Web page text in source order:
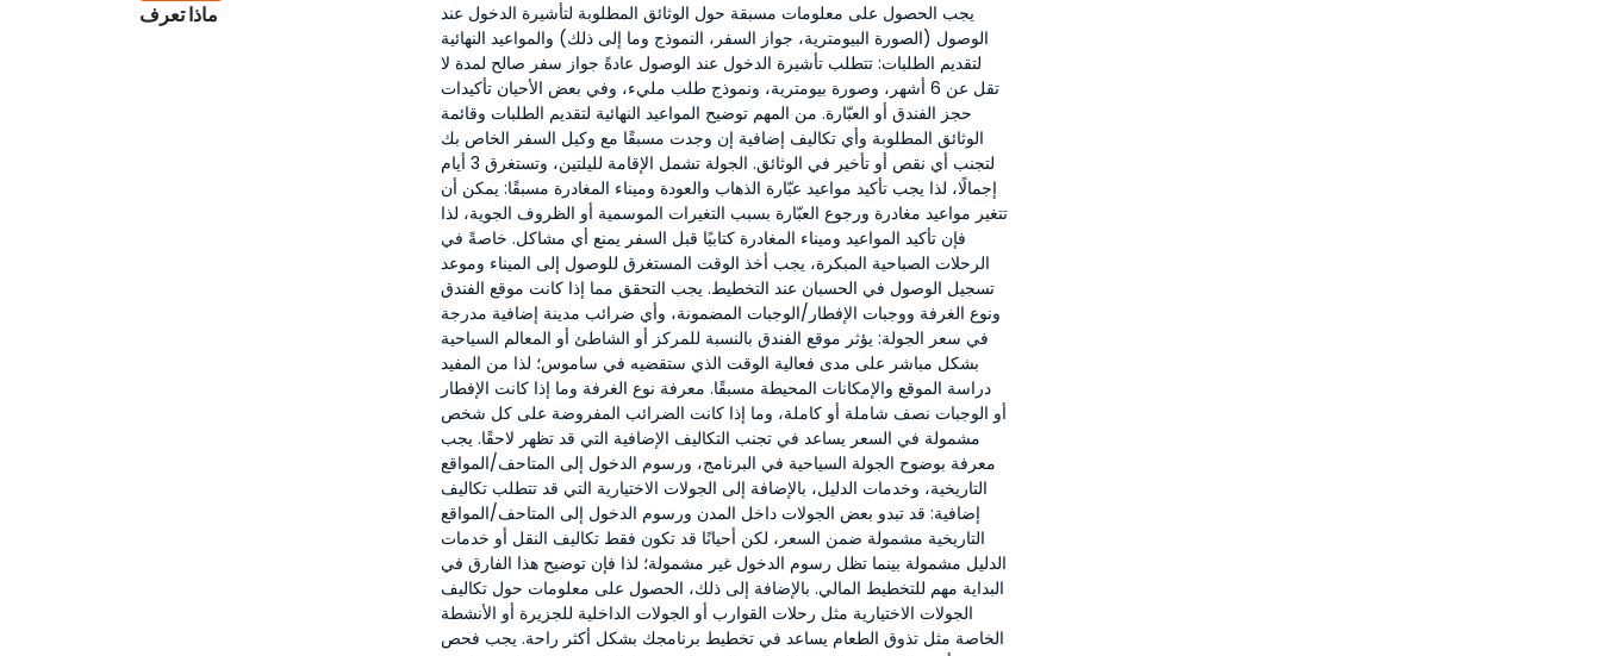
ماذا تعرف
يجب الحصول على معلومات مسبقة حول الوثائق المطلوبة لتأشيرة الدخول عند
الوصول (الصورة البيومترية، جواز السفر، النموذج وما إلى ذلك) والمواعيد النهائية
لتقديم الطلبات: تتطلب تأشيرة الدخول عند الوصول عادةً جواز سفر صالح لمدة لا
تقل عن 6 أشهر، وصورة بيومترية، ونموذج طلب مليء، وفي بعض الأحيان تأكيدات
حجز الفندق أو العبّارة. من المهم توضيح المواعيد النهائية لتقديم الطلبات وقائمة
الوثائق المطلوبة وأي تكاليف إضافية إن وجدت مسبقًا مع وكيل السفر الخاص بك
لتجنب أي نقص أو تأخير في الوثائق. الجولة تشمل الإقامة لليلتين، وتستغرق 3 أيام
إجمالًا، لذا يجب تأكيد مواعيد عبّارة الذهاب والعودة وميناء المغادرة مسبقًا: يمكن أن
تتغير مواعيد مغادرة ورجوع العبّارة بسبب التغيرات الموسمية أو الظروف الجوية، لذا
فإن تأكيد المواعيد وميناء المغادرة كتابيًا قبل السفر يمنع أي مشاكل. خاصةً في
الرحلات الصباحية المبكرة، يجب أخذ الوقت المستغرق للوصول إلى الميناء وموعد
تسجيل الوصول في الحسبان عند التخطيط. يجب التحقق مما إذا كانت موقع الفندق
ونوع الغرفة ووجبات الإفطار/الوجبات المضمونة، وأي ضرائب مدينة إضافية مدرجة
في سعر الجولة: يؤثر موقع الفندق بالنسبة للمركز أو الشاطئ أو المعالم السياحية
بشكل مباشر على مدى فعالية الوقت الذي ستقضيه في ساموس؛ لذا من المفيد
دراسة الموقع والإمكانات المحيطة مسبقًا. معرفة نوع الغرفة وما إذا كانت الإفطار
أو الوجبات نصف شاملة أو كاملة، وما إذا كانت الضرائب المفروضة على كل شخص
مشمولة في السعر يساعد في تجنب التكاليف الإضافية التي قد تظهر لاحقًا. يجب
معرفة بوضوح الجولة السياحية في البرنامج، ورسوم الدخول إلى المتاحف/المواقع
التاريخية، وخدمات الدليل، بالإضافة إلى الجولات الاختيارية التي قد تتطلب تكاليف
إضافية: قد تبدو بعض الجولات داخل المدن ورسوم الدخول إلى المتاحف/المواقع
التاريخية مشمولة ضمن السعر، لكن أحيانًا قد تكون فقط تكاليف النقل أو خدمات
الدليل مشمولة بينما تظل رسوم الدخول غير مشمولة؛ لذا فإن توضيح هذا الفارق في
البداية مهم للتخطيط المالي. بالإضافة إلى ذلك، الحصول على معلومات حول تكاليف
الجولات الاختيارية مثل رحلات القوارب أو الجولات الداخلية للجزيرة أو الأنشطة
الخاصة مثل تذوق الطعام يساعد في تخطيط برنامجك بشكل أكثر راحة. يجب فحص